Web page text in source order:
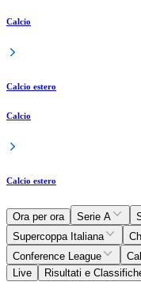
Calcio
Calcio estero
Calcio
Calcio estero
Ora per ora Serie A
Supercoppa Italiana
Conference League
Live
Risultati e